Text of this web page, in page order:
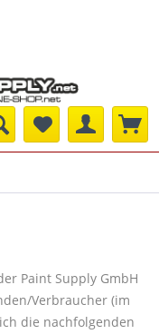
Paint Supply GmbH
Verbraucher (im
die nachfolgenden